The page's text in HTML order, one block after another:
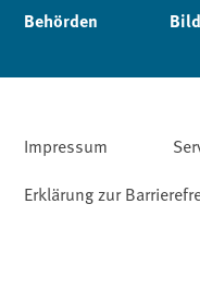
Behörden
Impressum
Erklärung zur